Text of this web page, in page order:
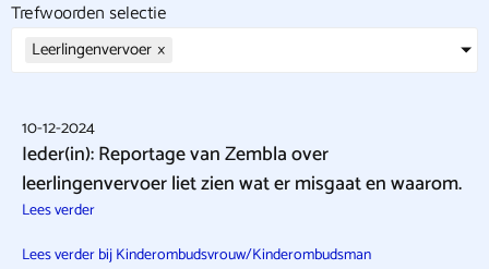
Trefwoorden selectie
Leerlingenvervoer ×
10-12-2024
Ieder(in): Reportage van Zembla over
leerlingenvervoer liet zien wat er misgaat en waarom.
Lees verder
Lees verder bij Kinderombudsvrouw/Kinderombudsman